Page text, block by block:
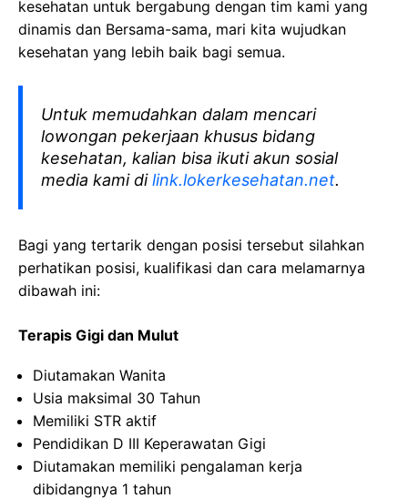
kesehatan untuk bergabung dengan tim kami yang
dinamis dan Bersama-sama, mari kita wujudkan
kesehatan yang lebih baik bagi semua.
Untuk memudahkan dalam mencari
lowongan pekerjaan khusus bidang
kesehatan, kalian bisa ikuti akun sosial
media kami dilink.lokerkesehatan.net.
Bagi yang tertarik dengan posisi tersebut silahkan
perhatikan posisi, kualifikasi dan cara melamarnya
dibawah ini:
Terapis Gigi dan Mulut
Diutamakan Wanita
Usia maksimal 30 Tahun
Memiliki STR aktif
Pendidikan D III Keperawatan Gigi
Diutamakan memiliki pengalaman kerja
dibidangnya 1 tahun